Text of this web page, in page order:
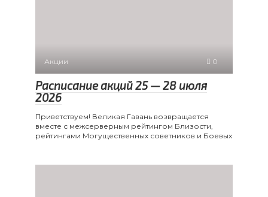
Акции 0
Расписание акций 25 — 28 июля
2026
Приветствуем! Великая Гавань возвращается
вместе с межсерверным рейтингом Близости,
рейтингами Могущественных советников и Боевых